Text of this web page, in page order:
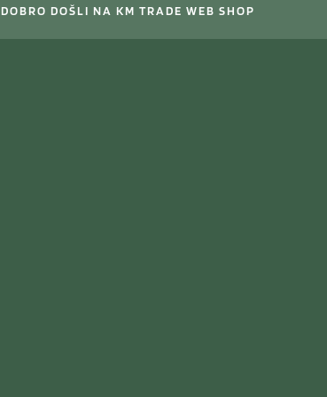
DOBRO DOŠLI NA KM TRADE WEB SHOP